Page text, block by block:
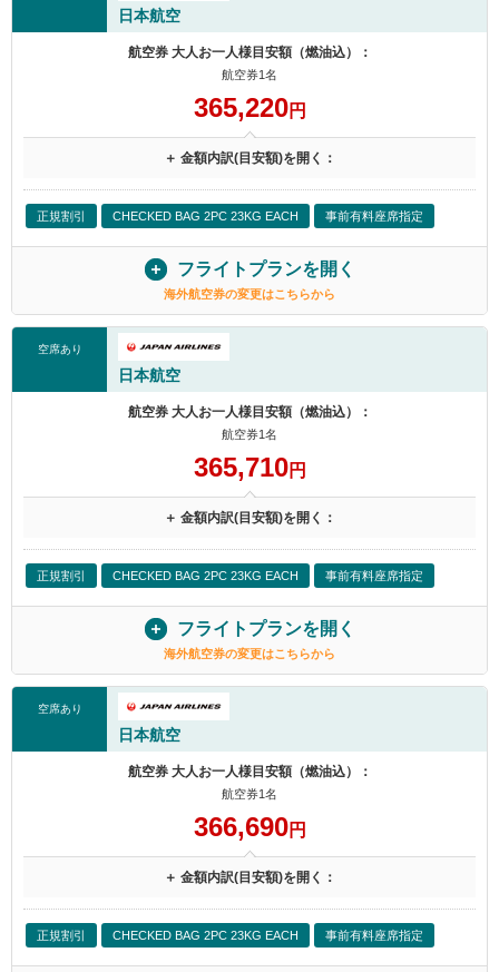
日本航空
航空券 大人お一人様目安額（燃油込）：
航空券1名
365,220円
＋ 金額内訳(目安額)を開く：
正規割引 CHECKED BAG 2PC 23KG EACH 事前有料座席指定
フライトプランを開く
海外航空券の変更はこちらから
空席あり
日本航空
航空券 大人お一人様目安額（燃油込）：
航空券1名
365,710円
＋ 金額内訳(目安額)を開く：
正規割引 CHECKED BAG 2PC 23KG EACH 事前有料座席指定
フライトプランを開く
海外航空券の変更はこちらから
空席あり
日本航空
航空券 大人お一人様目安額（燃油込）：
航空券1名
366,690円
＋ 金額内訳(目安額)を開く：
正規割引 CHECKED BAG 2PC 23KG EACH 事前有料座席指定